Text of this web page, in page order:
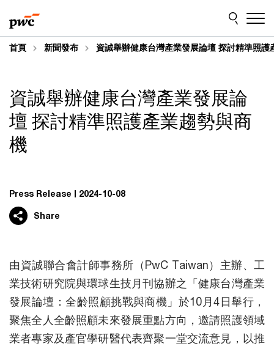
to
content
to
footer
首頁 新聞發布 資誠舉辦健康台灣產業發展論壇 探討精準照護
資誠舉辦健康台灣產業發展論
壇 探討精準照護產業趨勢與商
機
Press Release 2024-10-08
Share
由資誠聯合會計師事務所（PwC Taiwan）主辦、工
業技術研究院與環球生技月刊協辦之「健康台灣產業
發展論壇：全齡照顧挑戰與商機」於10月4日舉行，
聚焦全人全齡照顧未來發展重點方向，邀請照護領域
業者專家及產官學研醫代表齊聚一堂交流意見，以推